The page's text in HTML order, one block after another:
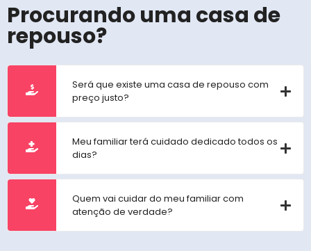
Procurando uma casa de
repouso?
Será que existe uma casa de repouso com
preço justo?
Meu familiar terá cuidado dedicado todos os
dias?
Quem vai cuidar do meu familiar com
atenção de verdade?